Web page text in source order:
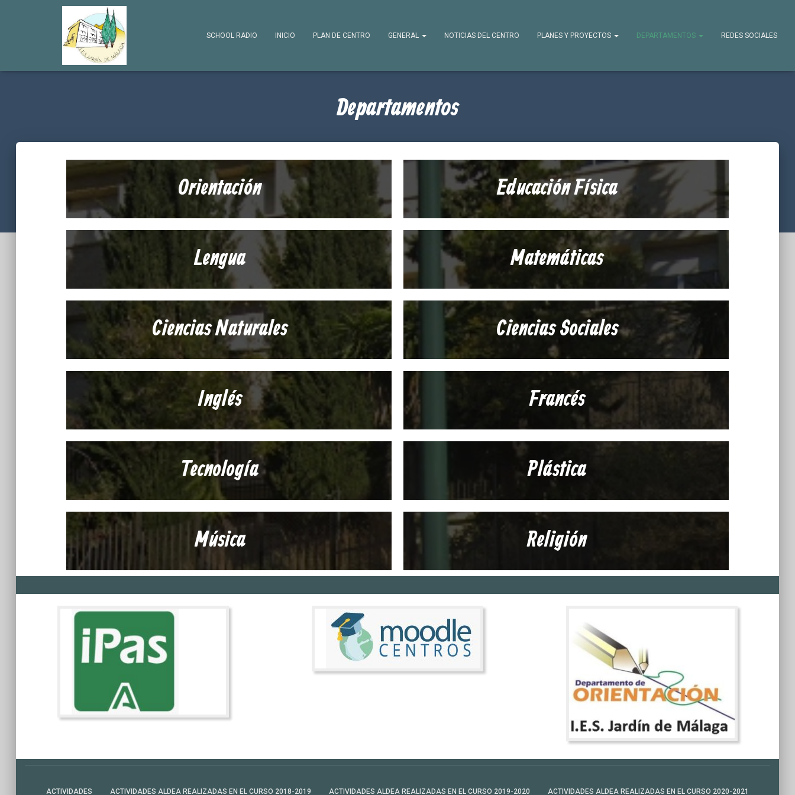
SCHOOL RADIO INICIO PLAN DE CENTRO GENERAL NOTICIAS DEL CENTRO PLANES Y PROYECTOS DEPARTAMENTOS REDES SOCIALES
Departamentos
Orientación Educación Física
Lengua Matemáticas
Ciencias Naturales Ciencias Sociales
Inglés Francés
Tecnología Plástica
Música Religión
ACTIVIDADES ACTIVIDADES ALDEA REALIZADAS EN EL CURSO 2018-2019 ACTIVIDADES ALDEA REALIZADAS EN EL CURSO 2019-2020 ACTIVIDADES ALDEA REALIZADAS EN EL CURSO 2020-2021